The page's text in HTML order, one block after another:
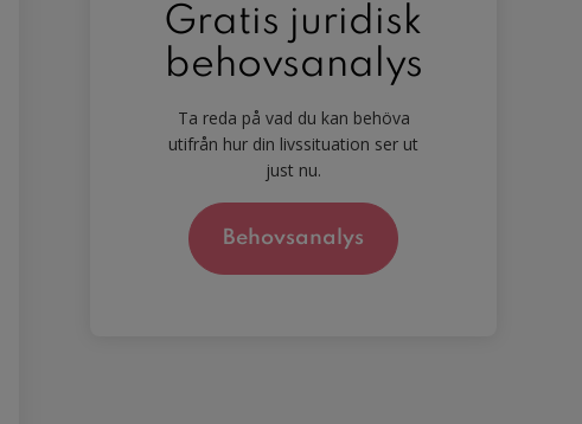
Gratis juridisk
behovsanalys
Ta reda på vad du kan behöva
utifrån hur din livssituation ser ut
just nu.
Behovsanalys